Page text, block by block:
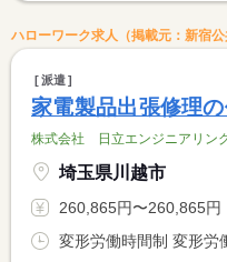
ハローワーク求人（掲載元：新宿公
派遣
家電製品出張修理
株式会社 日立エンジニアリン
埼玉県川越市
260,865円〜260,865円 ※フルタイム求人の場合は